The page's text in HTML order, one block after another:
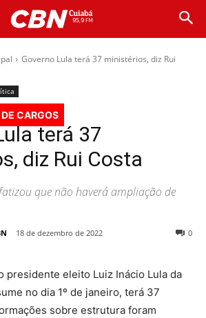
Governo Lula terá 37 ministérios, diz Rui
CARGOS
terá 37
diz Rui Costa
que não haverá ampliação de
18 de dezembro de 2022 0
presidente eleito Luiz Inácio Lula da
no dia 1º de janeiro, terá 37
sobre estrutura foram